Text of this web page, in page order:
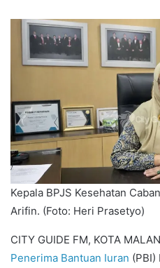
Kepala BPJS Kesehatan
Arifin. (Foto: Heri Prasetyo)
CITY GUIDE FM, KOTA
Penerima Bantuan Iuran (PBI)